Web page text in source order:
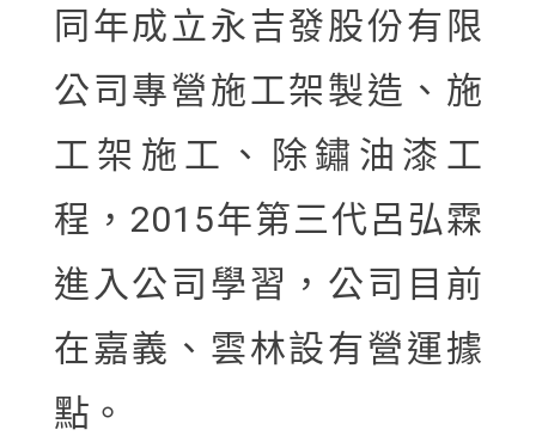
同年成立永吉發股份有限
公司專營施工架製造、施
工架施工、除鏽油漆工
程，2015年第三代呂弘霖
進入公司學習，公司目前
在嘉義、雲林設有營運據
點。